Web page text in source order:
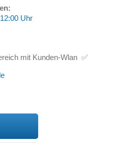
Uhr
mit Kunden-Wlan ✅